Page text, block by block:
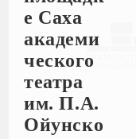
е Саха
академи
ческого
театра
им. П.А.
Ойунско